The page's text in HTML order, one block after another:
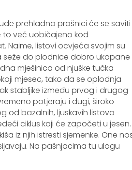
prehladno prašnici će se saviti
to već uobičajeno kod
Naime, listovi ocvjeća svojim su
seže do plodnice dobro ukopane
mješinica od njuške tučka
mjesec, tako da se oplodnja
stabljike između prvog i drugog
potjeraju i dugi, široko
od bazalnih, ljuskavih listova
ciklus koji će započeti u jesen.
iz njih istresti sjemenke. One
Na pašnjacima tu ulogu